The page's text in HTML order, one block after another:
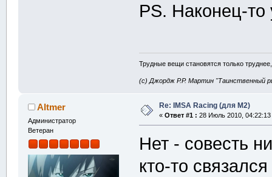
PS. Наконец-то
Трудные вещи становятся только
(с) Джордж Р.Р. Мартин "Таинственный
Altmer
Администратор
Ветеран
Re: IMSA Racing (для M2)
« Ответ #1 : 28 Июль 2010, 04:22:13
Нет - совесть
кто-то